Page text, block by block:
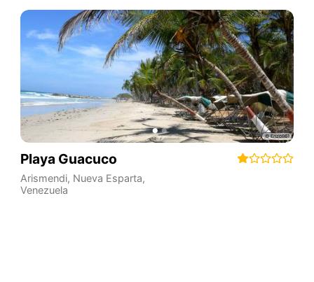
Playa Guacuco
Arismendi, Nueva Esparta,
Venezuela